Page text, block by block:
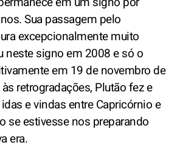
Sua passagem pelo
excepcionalmente muito
neste signo em 2008 e só o
em 19 de novembro de
retrogradações, Plutão fez e
e vindas entre Capricórnio e
se estivesse nos preparando
era.